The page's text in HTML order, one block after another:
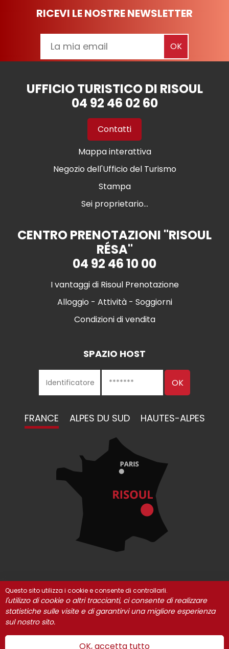
RICEVI LE NOSTRE NEWSLETTER
UFFICIO TURISTICO DI RISOUL
04 92 46 02 60
Contatti
Mappa interattiva
Negozio dell'Ufficio del Turismo
Stampa
Sei proprietario...
CENTRO PRENOTAZIONI "RISOUL
RÉSA"
04 92 46 10 00
I vantaggi di Risoul Prenotazione
Alloggio - Attività - Soggiorni
Condizioni di vendita
SPAZIO HOST
FRANCE ALPES DU SUD HAUTES-ALPES
© Risoul 2021 INFORMAZIONI LEGALI
I nostri partner
Gestione dei cookie
Questo sito utilizza i cookie e consente di controllarli.
l'utilizzo di cookie o altri traccianti, ci consente di realizzare
statistiche sulle visite e di garantirvi una migliore esperienza
sul nostro sito.
OK, accetta tutto